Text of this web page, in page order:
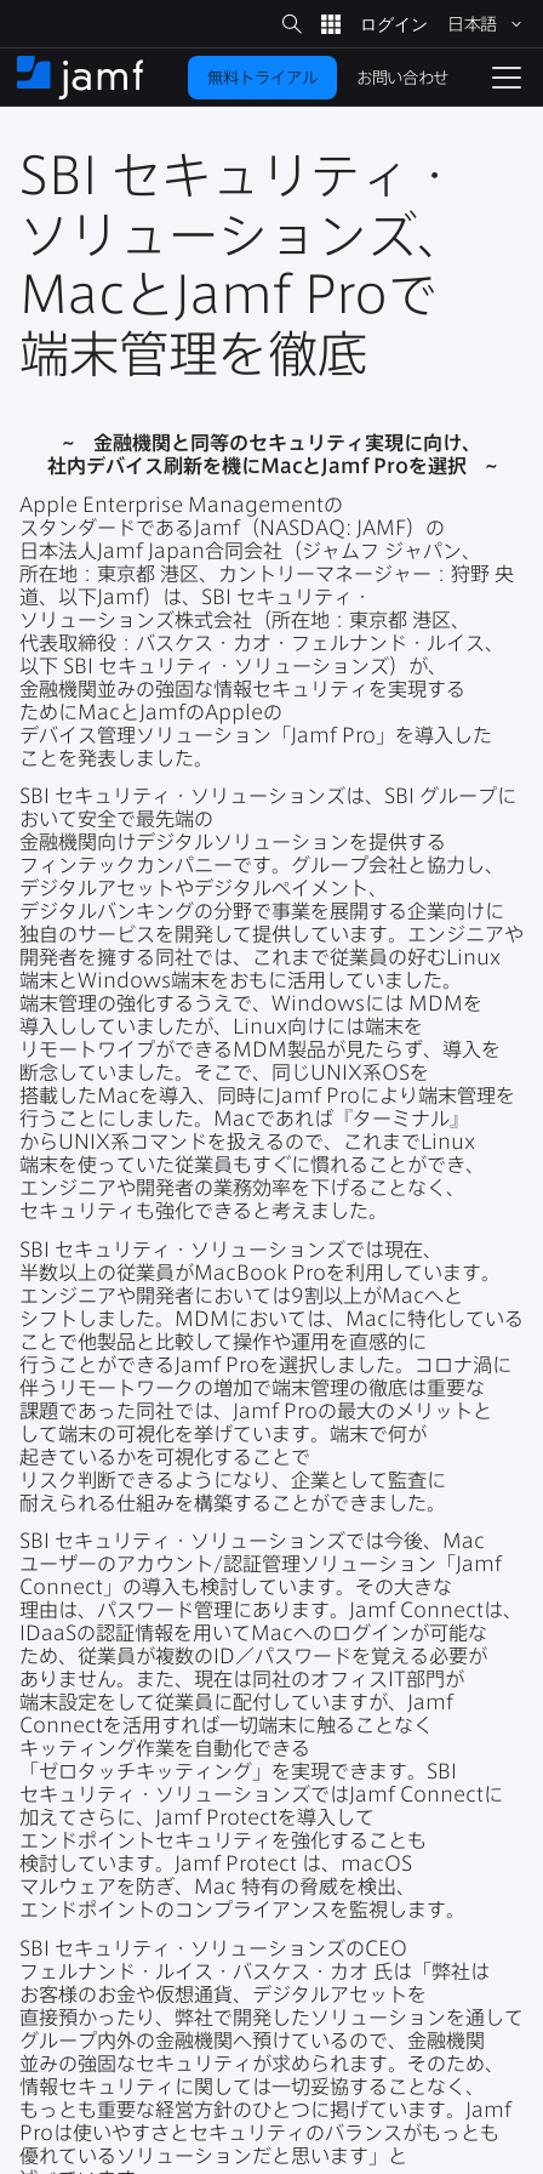
イ
ン
コ
テ
ン
に
移
動
サ
イ
ト
検
索
日本語
ホ
ー
ナ
無料トライアル お問い合わせ
SBI セキュリティ・
ソリューションズ、
Mac と Jamf Proで​
端末管理を​徹底
~
金融機関と​同等の​セキュリティ実現に​向け、​
社内デバイス刷新を​機にMacと Jamf Proを​選択
~
Apple Enterprise Managementの​
スタンダードである Jamf（NASDAQ: JAMF）の​
日本法人 Jamf Japan合同会社​（ジャムフ ジャパン、​
所在地：東京都 港区、​カントリーマネージ​ャー：狩野 央
道、以下Jamf）は、 SBI セキュリティ・
ソリューションズ株式会社​（所​在地：東京都 港区、​
代表取締役：バスケス・カオ・フェルナンド・ルイス、​
以下 SBI セキュリティ・ソリューションズ）が、​
金融機関​並みの​強固な​情報セキュリティを​実現する​
ためにMacと JamfのAppleの​
デバイス管理ソリューション​「 Jamf Pro 」を​導入した​
ことを​発表しました。
SBI セキュリティ・ソリューションズは、 SBI グループに​
おいて​安全で​最先端の​
金融機関向けデジタルソリューションを​提供する​
フィンテックカンパニーです。​グループ会社と​協力し、​
デジタルアセットや​デジタルペイメント、​
デジタルバンキングの​分野で​事業を​展開する​企業向けに​
独自の​サービスを​開発して​提供しています。​エンジニアや​
開発者を​擁する​同社では、​これまで​従業員の​好む Linux
端末とWindows端末を​おもに​活用していました。​
端末管理の​強化するうえで、 Windowsには MDMを​
導入ししていましたが、
Linux向けには​端末を​
リモートワイプが​できるMDM製品が​見たらず、​導入を​
断念していました。​そこで、​同じUNIX系OSを​
搭載したMacを​導入、​同時に Jamf Proに​より​端末管理を​
行うことにしました。 Macで​あれば​『ターミナル』
からUNIX系コマンドを​扱えるので、​これまで Linux
端末を​使っていた​従業員も​すぐに​慣れる​ことができ、​
エンジニアや​開発者の​業務効率を​下げる​ことなく、​
セキュリティも​強化できると​考えました。
SBI セキュリティ・ソリューションズでは​現在、​
半数以上の​従業員がMacBook Proを​利用しています。​
エンジニアや​開発者に​おいては9割以上がMacへと​
シフトしました。 MDM に​おいては、 Macに​特化している​
ことで​他製品と​比較して​操作や​運用を​直感的に​
行うことができる Jamf Proを​選択しました。​コロナ渦に​
伴うリモートワークの​増加で​端末管理の​徹底は​重要な​
課題であった​同社では、
Jamf Proの​最大の​メリットと​
して​端末の​可視化を​挙げています。​端末で​何が​
起きているかを​可視化する​ことで​
リスク判断できるようになり、​企業と​して​監査に​
耐えられる​仕組みを​構築する​ことができました。
SBI セキュリティ・ソリューションズでは​今後、 Mac
ユーザーの​アカウント/認証管理ソリューション​「
Jamf
Connect 」の​導入も​検討しています。​その​大きな​
理由は、​パスワード管理に​あります。
Jamf Connectは、
IDaaSの​認証情報を​用いてMacへの​ログインが​可能な​
ため、​従業員が​複数の ID ／パスワードを​覚える​必要が​
ありません。​また、​現在は​同社の​オフィス IT部門が​
端末設定を​して​従業員に​配付していますが、
Jamf
Connectを​活用すれば​一切端末に​触る​ことなく​
キッティング作業を​自動化できる​
「ゼロタッチキッティング」を​実現できます。 SBI
セキュリティ・ソリューションズでは Jamf Connectに​
加えてさらに、
Jamf Protectを​導入して​
エンドポイントセキュリティを​強化する​ことも​
検討しています。
Jamf Protect は、 macOS
マルウェアを​防ぎ、 Mac 特有の​脅威を​検出、​
エンドポイントの​コンプライアンスを​監視します。
SBI セキュリティ・ソリューションズのCEO
フェルナンド・ルイス・バスケス・カオ 氏は​「弊社は​
お客様の​お金や​仮想通貨、​デジタルアセットを​
直接預かったり、​弊社で​開発した​ソリューションを​通して​
グループ内外の​金融機関へ​預けているので、​金融機関​
並みの​強固な​セキュリティが​求められます。​その​ため、​
情報セキュリティに​関しては​一切妥協する​ことなく、​
もっとも​重要な​経営方​針の​ひとつに​掲げています。
Jamf
Proは​使いやすさと​セキュリティの​バランスが​もっとも​
優れている​ソリューションだと​思います」と​